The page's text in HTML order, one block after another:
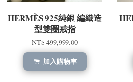
HERMÈS 925純銀 編織造
型雙圈戒指
NT$ 499,999.00
加入購物車